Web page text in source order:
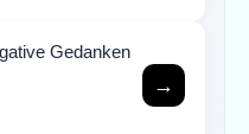
Gedanken
→